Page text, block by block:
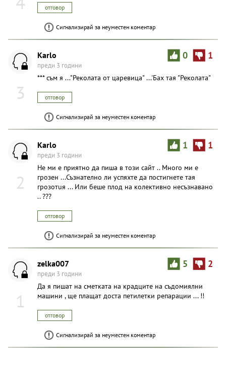
отговор
Сигнализирай за неуместен коментар
3
0 1
Karlo
преди 3 години
*** съм я ..."Реколата от царевица" ...'Бax тая "Реколата"
отговор
Сигнализирай за неуместен коментар
2
1 1
Karlo
преди 3 години
Не ми е приятно да пиша в този сайт .. Много ми е
грoзeн ...Съзнателно ли успяхте да постигнете тая
грoзoтuя ... Или беше плод на колективно несъзнавано
.. ???
отговор
Сигнализирай за неуместен коментар
1
5 2
zelka007
преди 3 години
Да я пишат на сметката на крадците на съдомиялни
машини , ще плащат доста петилетки репарации ... !!
отговор
Сигнализирай за неуместен коментар